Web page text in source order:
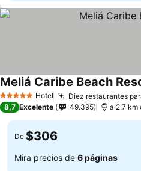
5 Estrellas Hotel Diez restaurantes
Meliá Caribe Beach
8,7 Excelente 49.395 a 2.7 km
De $306
Mira precios de 6 páginas